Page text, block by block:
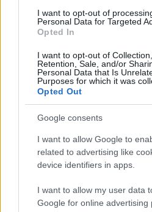
I want to opt-out of
Personal Data for Targeted
Opted In
I want to opt-out of
Retention, Sale, and/or
Personal Data that Is
Purposes for which it was
Opted Out
Google consents
I want to allow Google to
related to advertising like
device identifiers in apps.
I want to allow my user data
Google for online advertising
1 — Kleine Korrekturen
Tippfehler, sprachliche
korrigiert werden.
2 — Inhaltliche
Fachliche Ungenauigkeiten
Bedarf wird ein Hinweis auf
3 — Wesentliche
Wenn sich der Inhalt einer
Aktualisierung sichtbar zu